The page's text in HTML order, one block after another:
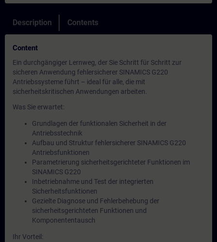
Description Contents
Content
Ein durchgängiger Lernweg, der Sie Schritt für Schritt zur
sicheren Anwendung fehlersicherer SINAMICS G220
Antriebssysteme führt – ideal für alle, die mit
sicherheitskritischen Anwendungen arbeiten.
Was Sie erwartet:
Grundlagen der funktionalen Sicherheit in der
Antriebsstechnik
Aufbau und Struktur fehlersicherer SINAMICS G220
Antriebsfunktionen
Parametrierung sicherheitsgerichteter Funktionen im
SINAMICS G220
Inbetriebnahme und Test der integrierten
Sicherheitsfunktionen
Gezielte Diagnose und Fehlerbehebung der
sicherheitsgerichteten Funktionen und
Komponententausch
Ihr Vorteil: